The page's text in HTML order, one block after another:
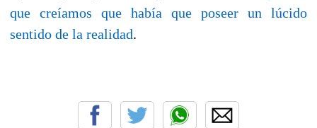
que creíamos que había que poseer un lúcido
sentido de la realidad.